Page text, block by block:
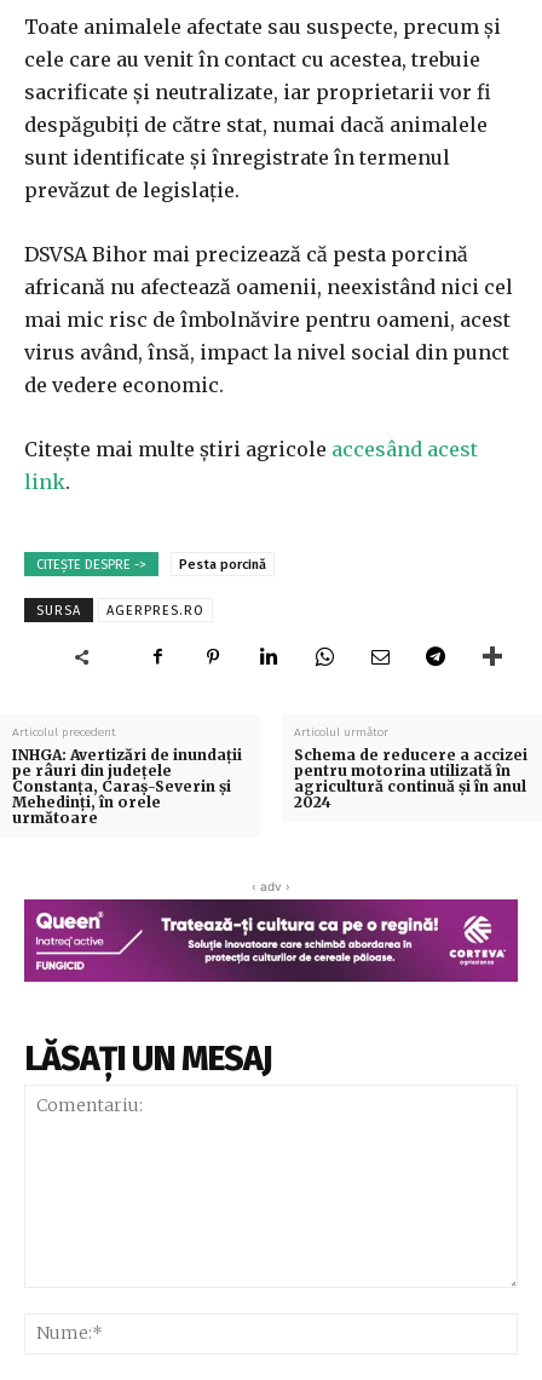
Toate animalele afectate sau suspecte, precum şi
cele care au venit în contact cu acestea, trebuie
sacrificate şi neutralizate, iar proprietarii vor fi
despăgubiţi de către stat, numai dacă animalele
sunt identificate şi înregistrate în termenul
prevăzut de legislaţie.
DSVSA Bihor mai precizează că pesta porcină
africană nu afectează oamenii, neexistând nici cel
mai mic risc de îmbolnăvire pentru oameni, acest
virus având, însă, impact la nivel social din punct
de vedere economic.
Citește mai multe știri agricole accesând acest
link.
CITEȘTE DESPRE -> Pesta porcină
SURSA AGERPRES.RO
Articolul precedent
INHGA: Avertizări de inundaţii
pe râuri din judeţele
Constanţa, Caraş-Severin şi
Mehedinţi, în orele
următoare
Articolul următor
Schema de reducere a accizei
pentru motorina utilizată în
agricultură continuă și în anul
2024
‹ adv ›
LĂSAȚI UN MESAJ